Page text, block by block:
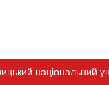
національний